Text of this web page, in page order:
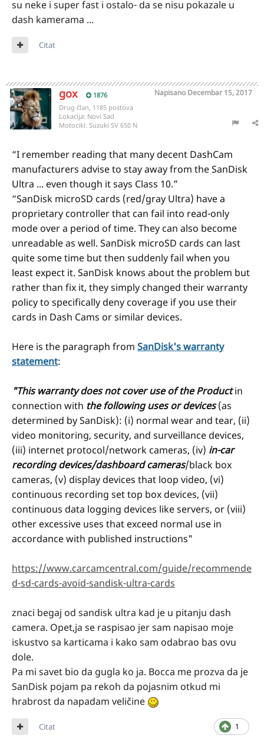
su neke i super fast i ostalo- da se nisu pokazale u
dash kamerama ...
Citat
gox 1876 Napisano Decembar 15, 2017
Drug član, 1185 postova
Lokacija: Novi Sad
Motocikl: Suzuki SV 650 N
“I remember reading that many decent DashCam
manufacturers advise to stay away from the SanDisk
Ultra ... even though it says Class 10.”
“SanDisk microSD cards (red/gray Ultra) have a
proprietary controller that can fail into read-only
mode over a period of time. They can also become
unreadable as well. SanDisk microSD cards can last
quite some time but then suddenly fail when you
least expect it. SanDisk knows about the problem but
rather than fix it, they simply changed their warranty
policy to specifically deny coverage if you use their
cards in Dash Cams or similar devices.
Here is the paragraph from SanDisk's warranty
statement:
"This warranty does not cover use of the Productin
connection with the following uses or devices(as
determined by SanDisk): (i) normal wear and tear, (ii)
video monitoring, security, and surveillance devices,
(iii) internet protocol/network cameras, (iv) in-car
recording devices/dashboard cameras/black box
cameras, (v) display devices that loop video, (vi)
continuous recording set top box devices, (vii)
continuous data logging devices like servers, or (viii)
other excessive uses that exceed normal use in
accordance with published instructions"
https://www.carcamcentral.com/guide/recommende
d-sd-cards-avoid-sandisk-ultra-cards
znaci begaj od sandisk ultra kad je u pitanju dash
camera. Opet,ja se raspisao jer sam napisao moje
iskustvo sa karticama i kako sam odabrao bas ovu
dole.
Pa mi savet bio da gugla ko ja. Bocca me prozva da je
SanDisk pojam pa rekoh da pojasnim otkud mi
hrabrost da napadam veličine
1
Citat